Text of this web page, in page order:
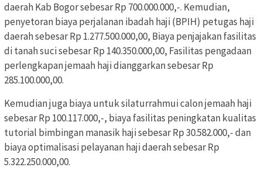
daerah Kab Bogor sebesar Rp 700.000.000,-. Kemudian,
penyetoran biaya perjalanan ibadah haji (BPIH) petugas haji
daerah sebesar Rp 1.277.500.000,00, Biaya penjajakan fasilitas
di tanah suci sebesar Rp 140.350.000,00, Fasilitas pengadaan
perlengkapan jemaah haji dianggarkan sebesar Rp
285.100.000,00.
Kemudian juga biaya untuk silaturrahmui calon jemaah haji
sebesar Rp 100.117.000,-, biaya fasilitas peningkatan kualitas
tutorial bimbingan manasik haji sebesar Rp 30.582.000,- dan
biaya optimalisasi pelayanan haji daerah sebesar Rp
5.322.250.000,00.